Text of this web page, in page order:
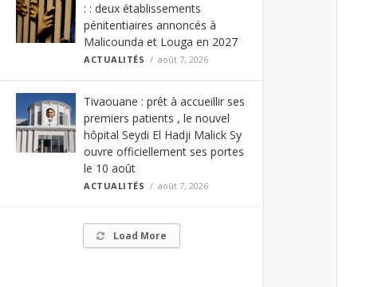
: : deux établissements
pénitentiaires annoncés à
Malicounda et Louga en 2027
ACTUALITÉS août 7, 2026
Tivaouane : prêt à accueillir ses
premiers patients , le nouvel
hôpital Seydi El Hadji Malick Sy
ouvre officiellement ses portes
le 10 août
ACTUALITÉS août 7, 2026
Load More